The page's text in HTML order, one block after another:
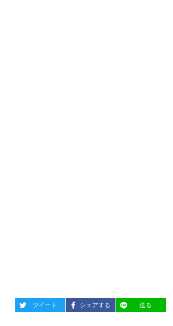
entry950ツイート entry950
シェアする entry950
送る